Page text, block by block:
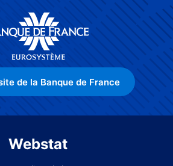
de la Banque de France
Webstat